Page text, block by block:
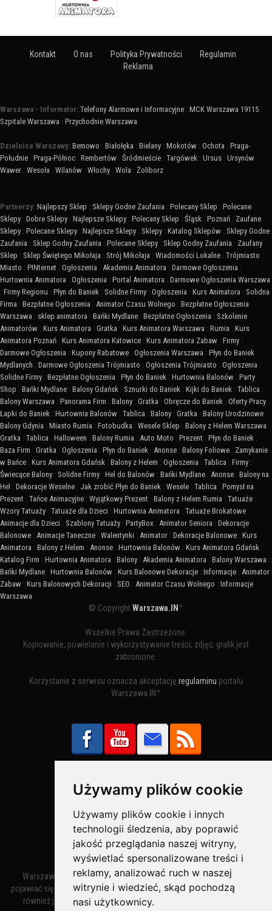
Używamy plików cookie
Używamy plików cookie i innych
technologii śledzenia, aby poprawić
jakość przeglądania naszej witryny,
wyświetlać spersonalizowane treści i
reklamy, analizować ruch w naszej
witrynie i wiedzieć, skąd pochodzą
nasi użytkownicy.
Kontakt O nas Polityka Prywatności
Regulamin
Reklama
Warszawa - Informator: Telefony Alarmowe i Informacyjne : MCK Warszawa 19115 :
Szpitale Warszawa : Przychodnie Warszawa
Dzielnice Warszawy: Bemowo : Białołęka : Bielany : Mokotów : Ochota : Praga-
Południe : Praga-Północ : Rembertów : Śródmieście : Targówek : Ursus : Ursynów :
Wawer : Wesoła : Wilanów : Włochy : Wola : Żoliborz
Partnerzy: Najlepszy Sklep : Sklepy Godne Zaufania : Polecany Sklep : Polecane
Sklepy : Dobre Sklepy : Najlepsze Sklepy : Polecany Sklep : Śląsk : Poznań : Zaufane
Sklepy : Polecane Sklepy : Najlepsze Sklepy : Sklepy : Katalog Sklepów : Sklepy Godne
Zaufania : Sklep Godny Zaufania : Polecane Sklepy : Sklep Godny Zaufania : Zaufany
Sklep : Sklep Świętego Mikołaja : Strój Mikołaja : Wiadomości Lokalne : Trójmiasto :
Miasto : PINternet : Ogłoszenia : Akademia Animatora : Darmowe Ogłoszenia :
Hurtownia Animatora : Ogłoszenia : Portal Animatora : Darmowe Ogłoszenia Warszawa
: Firmy Regionu : Płyn do Baniek : Solidne Firmy : Ogłoszenia : Kurs Animatora : Solidna
Firma : Bezpłatne Ogłoszenia : Animator Czasu Wolnego : Bezpłatne Ogłoszenia
Warszawa : sklep animatora : Bańki Mydlane : Bezpłatne Ogłoszenia : Szkolenie
Animatorów : Kurs Animatora : Gratka : Kurs Animatora Warszawa : Rumia : Kurs
Animatora Poznań : Kurs Animatora Katowice : Kurs Animatora Zabaw : Firmy :
Darmowe Ogłoszenia : Kupony Rabatowe : Ogłoszenia Warszawa : Płyn do Baniek
Mydlanych : Darmowe Ogłoszenia Trójmiasto : Ogłoszenia Trójmiasto : Ogłoszenia :
Solidne Firmy : Bezpłatne Ogłoszenia : Płyn do Baniek : Hurtownia Balonów : Party
Shop : Bańki Mydlane : Balony Gdańsk : Sznurki do Baniek : Kijki do Baniek : Tablica :
Balony Warszawa : Panorama Firm : Balony : Gratka : Obręcze do Baniek : Oferty Pracy :
Łapki do Baniek : Hurtownia Balonów : Tablica : Balony : Gratka : Balony Urodzinowe :
Balony Gdynia : Miasto Rumia : Fotobudka : Wesele Sklep : Balony z Helem Warszawa :
Gratka : Tablica : Halloween : Balony Rumia : Auto Moto : Prezent : Płyn do Baniek :
Baza Firm : Gratka : Ogłoszenia : Płyn do Baniek : Anonse : Balony Foliowe : Zamykanie
w Bańce : Kurs Animatora Gdańsk : Balony z Helem : Ogłoszenia : Tablica : Firmy :
Świecące Balony : Solidne Firmy : Hel do Balonów : Bańki Mydlane : Anonse : Balony na
Hel : Dekoracje Weselne : Jak zrobić Płyn do Baniek : Wesele : Tablica : Pomysł na
Prezent : Tańce Animacyjne : Wyjątkowy Prezent : Balony z Helem Rumia : Tatuaże :
Wzory Tatuaży : Tatuaże dla Dzieci : Hurtownia Animatora : Tatuaże Brokatowe :
Animacje dla Dzieci : Szablony Tatuaży : PartyBox : Animator Seniora : Dekoracje
Balonowe : Animacje Taneczne : Walentynki : Animator : Dekoracje Balonowe : Kurs
Animatora : Balony z Helem : Anonse : Hurtownia Balonów : Kurs Animatora Gdańsk :
Katalog Firm : Hurtownia Animatora : Balony : Akademia Animatora : Balony Warszawa :
Bańki Mydlane : Hurtownia Balonów : Kurs Balonowe Dekoracje : Informacje : Animator
Zabaw : Kurs Balonowych Dekoracji : SEO : Animator Czasu Wolnego : Informacje
Warszawa
© CopyrightWarszawa.IN ™
Wszelkie Prawa Zastrzeżone.
Kopiowanie, powielanie i wykorzystywanie treści, zdjęć, grafik jest
zabronione.
Korzystanie z serwisu oznacza akceptację regulaminu portalu
Warszawa.IN™
Bezpieczne Płatności obsługuje:
Warszawa – miasto stołeczne Warszawa. Nazwa miasta zaczęła
pojawiać się w dokumentach w XIV wieku jako Warszewa, a od XV wieku
również jako Warszowa. Zmiana nazwy na Warszawa w XV wieku